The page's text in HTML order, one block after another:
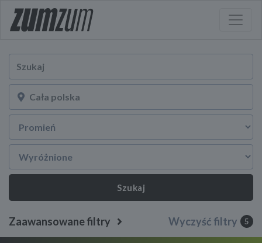
Szukaj
Zaawansowane filtry Wyczyść filtry 5